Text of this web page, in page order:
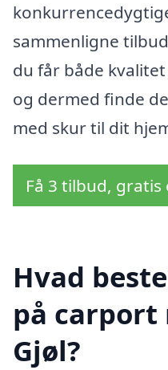
sammenligne
du får både
og dermed finde
med skur til dit
Få 3 tilbud,
Hvad
på carport
Gjøl?